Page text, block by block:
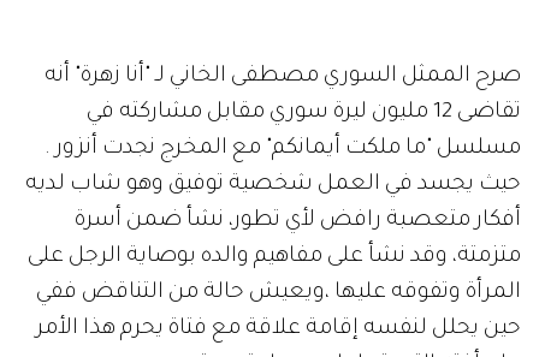
صرح الممثل السوري مصطفى الخاني لـ "أنا زهرة" أنه
تقاضى 12 مليون ليرة سوري مقابل مشاركته في
مسلسل "ما ملكت أيمانكم" مع المخرج نجدت أنزور .
حيث يجسد في العمل شخصية توفيق وهو شاب لديه
أفكار متعصبة رافض لأي تطور، نشأ ضمن أسرة
متزمتة، وقد نشأ على مفاهيم والده بوصاية الرجل على
المرأة وتفوقه عليها ،ويعيش حالة من التناقض ففي
حين يحلل لنفسه إقامة علاقة مع فتاة يحرم هذا الأمر